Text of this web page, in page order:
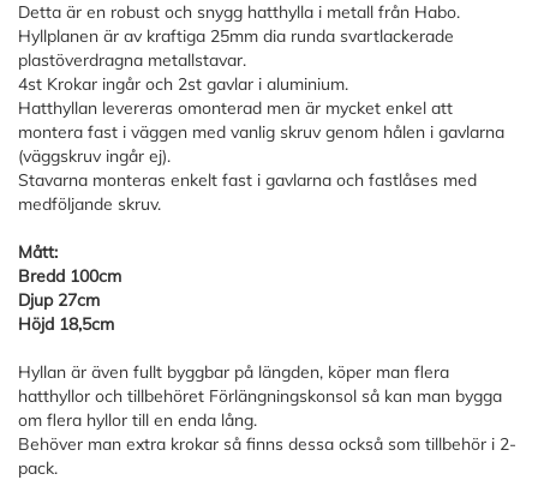
Detta är en robust och snygg hatthylla i metall från Habo.
Hyllplanen är av kraftiga 25mm dia runda svartlackerade
plastöverdragna metallstavar.
4st Krokar ingår och 2st gavlar i aluminium.
Hatthyllan levereras omonterad men är mycket enkel att
montera fast i väggen med vanlig skruv genom hålen i gavlarna
(väggskruv ingår ej).
Stavarna monteras enkelt fast i gavlarna och fastlåses med
medföljande skruv.
Mått:
Bredd 100cm
Djup 27cm
Höjd 18,5cm
Hyllan är även fullt byggbar på längden, köper man flera
hatthyllor och tillbehöret Förlängningskonsol så kan man bygga
om flera hyllor till en enda lång.
Behöver man extra krokar så finns dessa också som tillbehör i 2-
pack.